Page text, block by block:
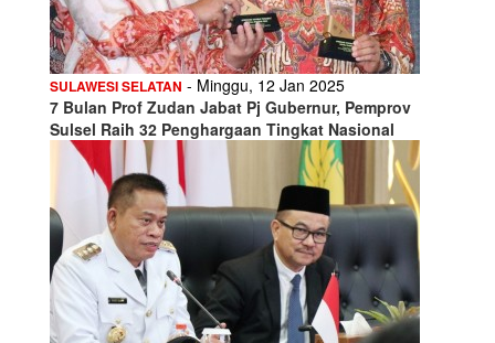
SULAWESI SELATAN - Minggu, 12 Jan 2025
7 Bulan Prof Zudan Jabat Pj Gubernur, Pemprov
Sulsel Raih 32 Penghargaan Tingkat Nasional